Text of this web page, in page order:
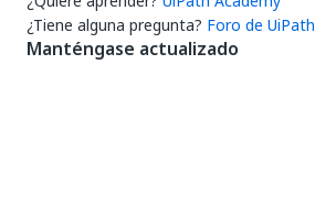
¿Tiene alguna pregunta? Foro de UiPath
Manténgase actualizado